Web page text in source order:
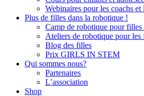
Webinaires pour les coachs et
Plus de filles dans la robotique !
Camp de robotique pour filles
Ateliers de robotique pour les
Blog des filles
Prix GIRLS IN STEM
Qui sommes nous?
Partenaires
L’association
Shop